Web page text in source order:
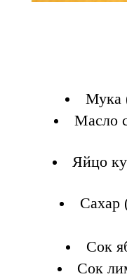
Мука
Масло
Яйцо
Сахар
Сок
Сок